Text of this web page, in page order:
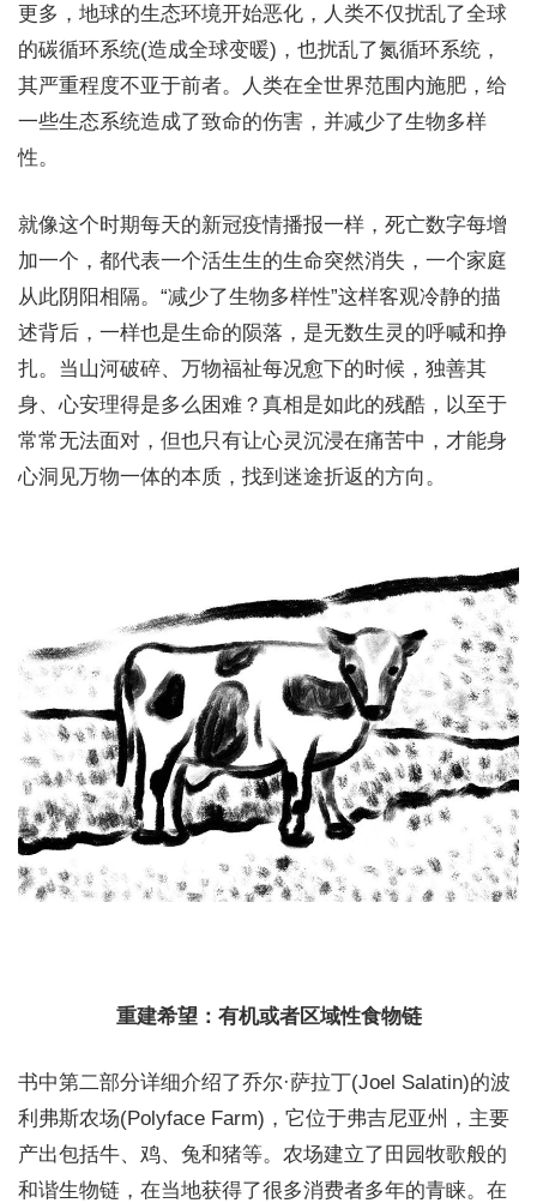
更多，地球的生态环境开始恶化，人类不仅扰乱了全球
的碳循环系统(造成全球变暖)，也扰乱了氮循环系统，
其严重程度不亚于前者。人类在全世界范围内施肥，给
一些生态系统造成了致命的伤害，并减少了生物多样
性。
就像这个时期每天的新冠疫情播报一样，死亡数字每增
加一个，都代表一个活生生的生命突然消失，一个家庭
从此阴阳相隔。“减少了生物多样性”这样客观冷静的描
述背后，一样也是生命的陨落，是无数生灵的呼喊和挣
扎。当山河破碎、万物福祉每况愈下的时候，独善其
身、心安理得是多么困难？真相是如此的残酷，以至于
常常无法面对，但也只有让心灵沉浸在痛苦中，才能身
心洞见万物一体的本质，找到迷途折返的方向。
重建希望：有机或者区域性食物链
书中第二部分详细介绍了乔尔·萨拉丁(Joel Salatin)的波
利弗斯农场(Polyface Farm)，它位于弗吉尼亚州，主要
产出包括牛、鸡、兔和猪等。农场建立了田园牧歌般的
和谐生物链，在当地获得了很多消费者多年的青睐。在